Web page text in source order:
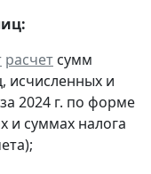
расчет сумм
исчисленных и
2024 г. по форме
и суммах налога